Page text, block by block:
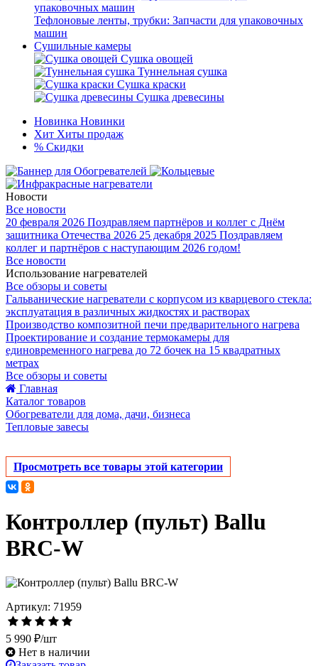
Тефлоновые ленты, трубки: Запчасти для упаковочных
машин
Сушильные камеры
Сушка овощей
Туннельная сушка
Сушка краски
Сушка древесины
Новинка Новинки
Хит Хиты продаж
% Скидки
Новости
Все новости
20 февраля 2026 Поздравляем партнёров и коллег с Днём
защитника Отечества 2026 25 декабря 2025 Поздравляем
коллег и партнёров с наступающим 2026 годом!
Все новости
Использование нагревателей
Все обзоры и советы
Гальванические нагреватели с корпусом из кварцевого стекла:
эксплуатация в различных жидкостях и растворах
Производство композитной печи предварительного нагрева
Проектирование и создание термокамеры для
единовременного нагрева до 72 бочек на 15 квадратных
метрах
Все обзоры и советы
Главная
Каталог товаров
Обогреватели для дома, дачи, бизнеса
Тепловые завесы
Просмотреть все товары этой категории
Контроллер (пульт) Ballu
BRC-W
Артикул: 71959
5 990 ₽/шт
Нет в наличии